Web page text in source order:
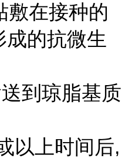
敷在接种的
的抗微生
到琼脂基质
以上时间后,